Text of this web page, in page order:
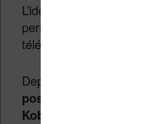
L’idée est donc d’avoir un
permettent de ne pas
téléphone en conduisant.
Depuis quelques jours,
possible d’écouter les
Kobo dans sa voiture